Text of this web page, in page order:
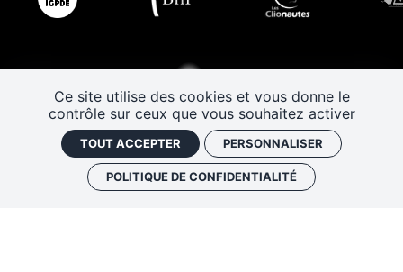
Ce site utilise des cookies et vous donne le
contrôle sur ceux que vous souhaitez activer
TOUT ACCEPTER PERSONNALISER
POLITIQUE DE CONFIDENTIALITÉ